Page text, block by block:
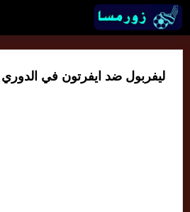
ليفربول ضد ايفرتون في الدوري